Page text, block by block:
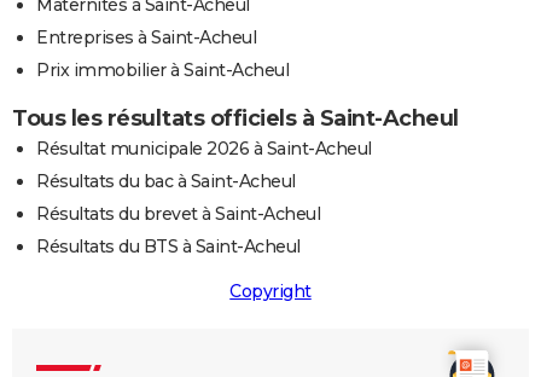
Maternités à Saint-Acheul
Entreprises à Saint-Acheul
Prix immobilier à Saint-Acheul
Tous les résultats officiels à Saint-Acheul
Résultat municipale 2026 à Saint-Acheul
Résultats du bac à Saint-Acheul
Résultats du brevet à Saint-Acheul
Résultats du BTS à Saint-Acheul
Copyright